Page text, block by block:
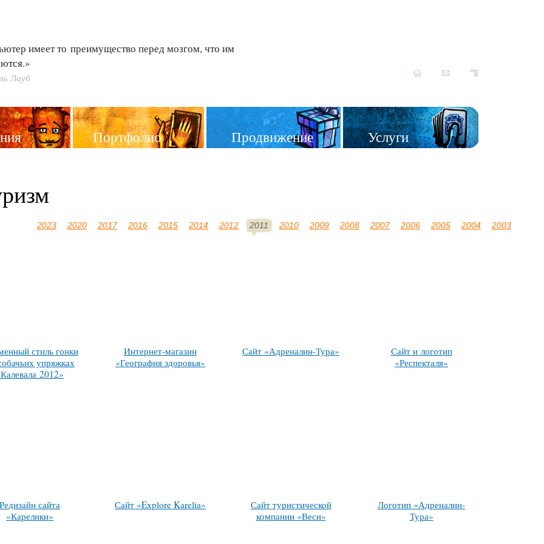
имеет то преимущество перед мозгом, что им
Лауб
Портфолио Продвижение Услуги
2023 2020 2017 2016 2015 2014 2012 2011 2010 2009 2008 2007 2006 2005 2004 2003
стиль гонки
упряжках
2012»
Интернет-магазин
«География здоровья»
Сайт «Адреналин-Тура»
Сайт и логотип
«Респекталя»
Редизайн сайта
«Карелики»
Сайт «Explore Karelia»
Сайт туристической
компании «Веси»
Логотип «Адреналин-
Тура»